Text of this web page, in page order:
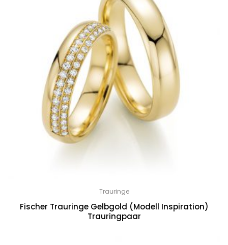
Trauringe
Fischer Trauringe Gelbgold (Modell Inspiration)
Trauringpaar